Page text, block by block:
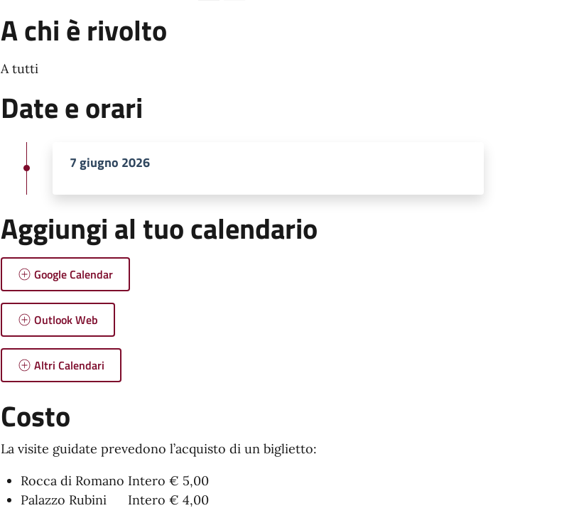
A chi è rivolto
A tutti
Date e orari
7 giugno 2026
Aggiungi al tuo calendario
Google Calendar
Outlook Web
Altri Calendari
Costo
La visite guidate prevedono l’acquisto di un biglietto:
Rocca di Romano Intero € 5,00
Palazzo Rubini Intero € 4,00